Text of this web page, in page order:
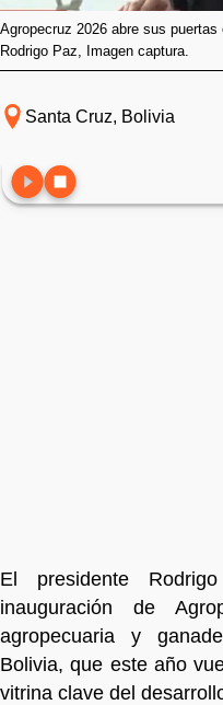
Agropecruz 2026 abre sus
Rodrigo Paz, Imagen captura.
Santa Cruz, Bolivia
El presidente
inauguración de
agropecuaria y
Bolivia, que este año
vitrina clave del